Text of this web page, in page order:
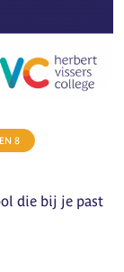
8
die bij je past